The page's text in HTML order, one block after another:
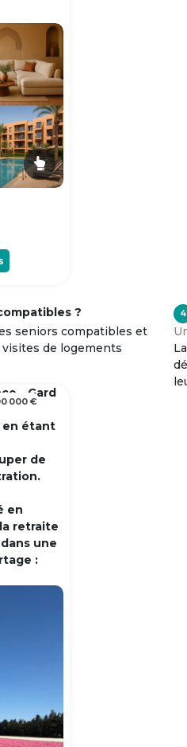
?
seniors compatibles et
de logements
- Gard
en étant
de
en
retraite
une
:
000 €
4